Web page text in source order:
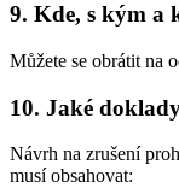
9. Kde, s kým a
Můžete se obrátit na
10. Jaké
Návrh na zrušení
musí obsahovat: